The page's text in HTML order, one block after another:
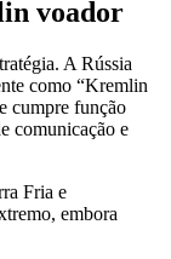
voador
A Rússia
como “Kremlin
cumpre função
comunicação e
Fria e
embora